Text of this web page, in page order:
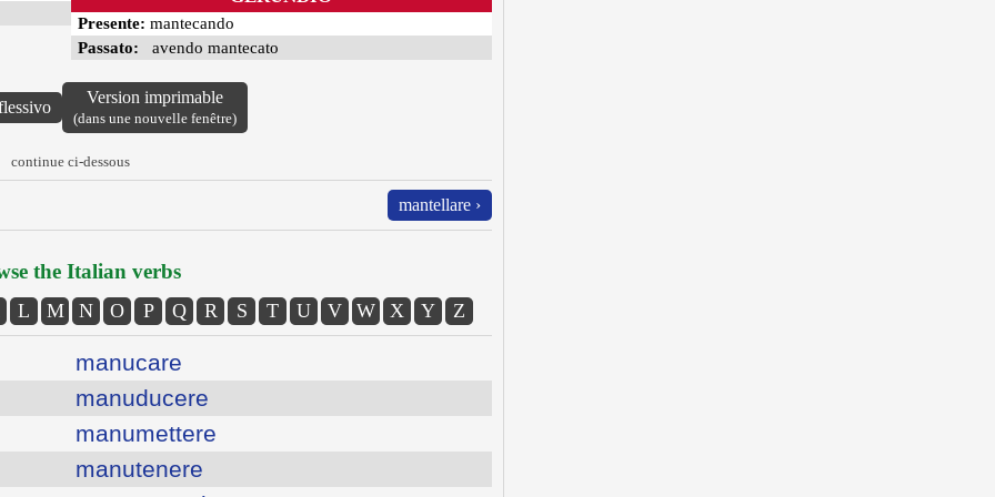
Presente: mantecando
Passato: avendo mantecato
Version imprimable
(dans une nouvelle fenêtre)
continue ci-dessous
mantellare ›
the Italian verbs
L M N O P Q R S T U V W X Y Z
manucare
manuducere
manumettere
manutenere